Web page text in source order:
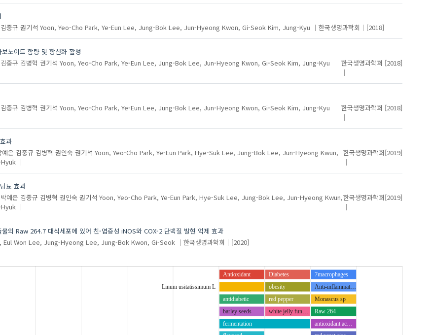
김중규 권기석 Yoon, Yeo-Cho Park, Ye-Eun Lee, Jung-Bok Lee, Jun-Hyeong Kwon, Gi-Seok Kim, Jung-Kyu 한국생명과학회 [2018]
노이드 함량 및 항산화 활성
김중규 김병혁 권기석 Yoon, Yeo-Cho Park, Ye-Eun Lee, Jung-Bok Lee, Jun-Hyeong Kwon, Gi-Seok Kim, Jung-Kyu
한국생명과학회 [2018]
김중규 김병혁 권기석 Yoon, Yeo-Cho Park, Ye-Eun Lee, Jung-Bok Lee, Jun-Hyeong Kwon, Gi-Seok Kim, Jung-Kyu
한국생명과학회 [2018]
과
예은 김중규 김병혁 권인숙 권기석 Yoon, Yeo-Cho Park, Ye-Eun Park, Hye-Suk Lee, Jung-Bok Lee, Jun-Hyeong Kwun, 한국생명과학회[2019]
뇨 효과
박예은 김중규 김병혁 권인숙 권기석 Yoon, Yeo-Cho Park, Ye-Eun Park, Hye-Suk Lee, Jung-Bok Lee, Jun-Hyeong Kwun,한국생명과학회[2019]
의 Raw 264.7 대식세포에 있어 친-염증성 iNOS와 COX-2 단백질 발현 억제 효과
Eul Won Lee, Jung-Hyeong Lee, Jung-Bok Kwon, Gi-Seok 한국생명과학회 [2020]
7macrophages
Anti-inflammat…
Antioxidant
Diabetes
Linum usitatissimum L
Monascus sp
Raw 264
antidiabetic
antioxidant ac…
barley seeds
fermentation
obesity
red pepper
white jelly fun…